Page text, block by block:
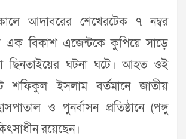
আদাবরের শেখেরটেক ৭ নম্বর
এক বিকাশ এজেন্টকে কুপিয়ে সাড়ে
ছিনতাইয়ের ঘটনা ঘটে। আহত ওই
শফিকুল ইসলাম বর্তমানে জাতীয়
ও পুনর্বাসন প্রতিষ্ঠানে (পঙ্গু
রয়েছেন।